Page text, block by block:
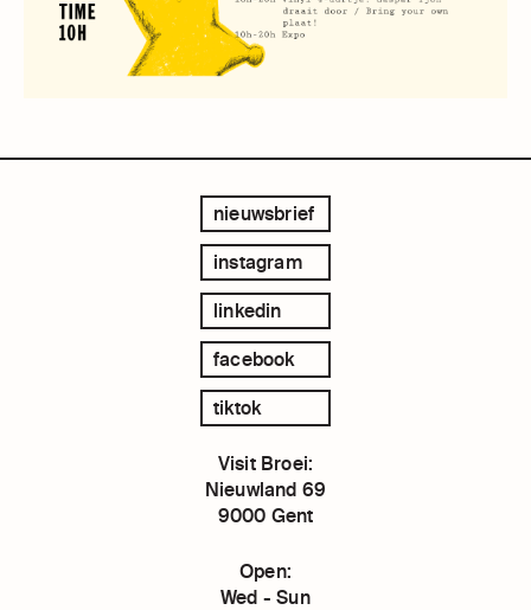
nieuwsbrief
instagram
linkedin
facebook
tiktok
Visit Broei:
Nieuwland 69
9000 Gent
Open:
Wed - Sun